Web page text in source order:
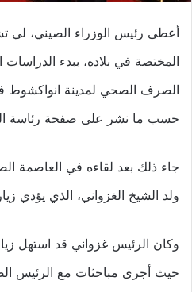
أعطى رئيس الوزراء الصيني، لي
المختصة في بلاده، ببدء
الصرف الصحي لمدينة انواكشوط
حسب ما نشر على صفحة رئاسة
جاء ذلك بعد لقاءه في العاصمة
ولد الشيخ الغزواني، الذي يؤدي
وكان الرئيس غزواني قد استهل
حيث أجرى مباحثات مع الرئيس